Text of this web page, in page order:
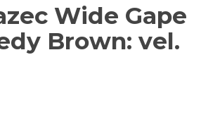
Wide Gape
Brown: vel.